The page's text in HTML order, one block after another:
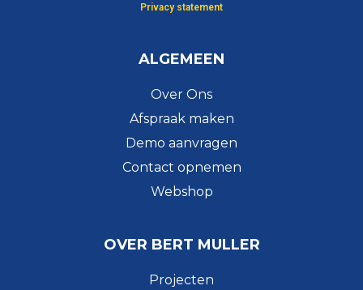
Privacy statement
ALGEMEEN
Over Ons
Afspraak maken
Demo aanvragen
Contact opnemen
Webshop
OVER BERT MULLER
Projecten